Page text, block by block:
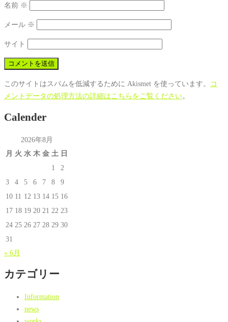
名前 ※
メール ※
サイト
このサイトはスパムを低減するために Akismet を使っています。
コ
メントデータの処理方法の詳細はこちらをご覧ください。
Calender
2026年8月
月 火 水 木 金 土 日
1
2
3
4 5 6 7 8
9
10 11 12 13 14 15 16
17 18 19 20 21 22 23
24 25 26 27 28 29 30
31
« 6月
カテゴリー
Information
news